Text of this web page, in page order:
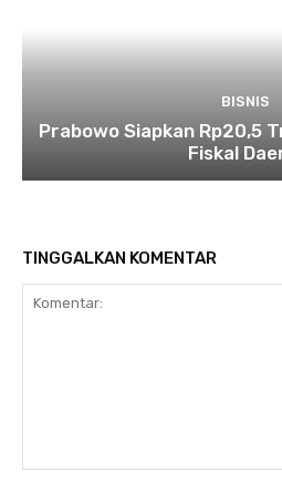
BISNIS
Prabowo Siapkan Rp20,5
Fiskal
TINGGALKAN KOMENTAR